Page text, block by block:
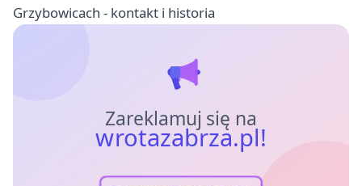
Grzybowicach - kontakt i historia
Zareklamuj się na
wrotazabrza.pl!